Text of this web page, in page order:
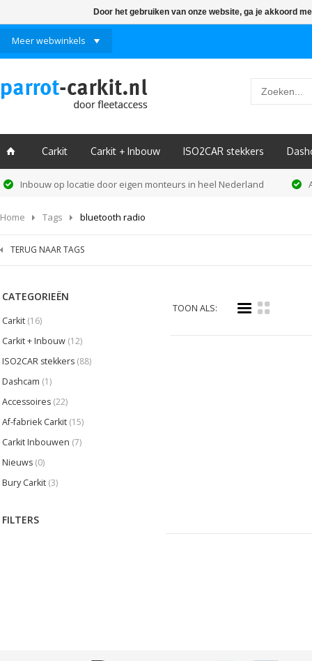
Meer webwinkels
ï Carkit Carkit + Inbouw ISO2CAR stekkers
Inbouw op locatie door eigen monteurs in heel Nederland
Home Tags bluetooth radio
TERUG NAAR TAGS
CATEGORIEËN
Carkit (16)
Carkit + Inbouw (12)
ISO2CAR stekkers (88)
Dashcam (1)
Accessoires (22)
Af-fabriek Carkit (15)
Carkit Inbouwen (7)
Nieuws (0)
Bury Carkit (3)
FILTERS
TOON ALS: i k
Door het gebruiken van onze website, ga je akkoord